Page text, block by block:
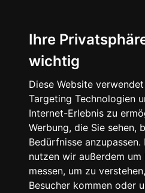
Ihre
wichtig
Diese Website
Targeting Technologien
Internet-Erlebnis zu
Werbung, die Sie sehen,
Bedürfnisse
nutzen wir außerdem um
messen, um zu
Besucher kommen oder